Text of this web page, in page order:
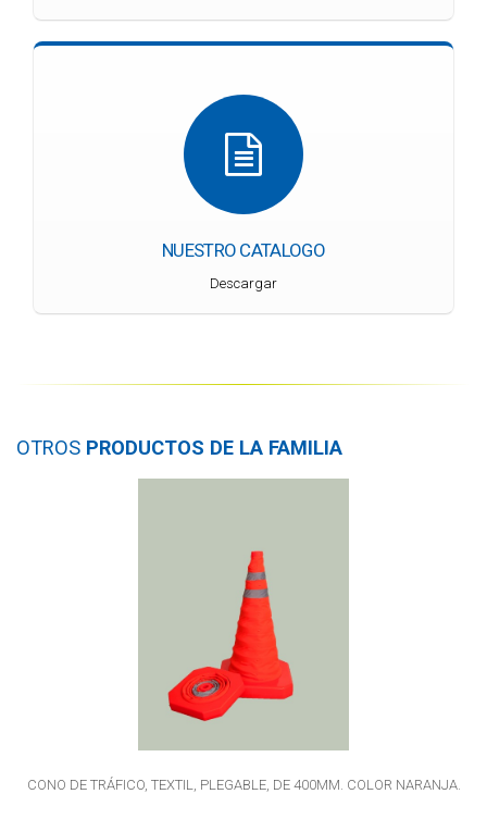
NUESTRO CATALOGO
Descargar
OTROS PRODUCTOS DE LA FAMILIA
CONO DE TRÁFICO, TEXTIL, PLEGABLE, DE 400MM. COLOR NARANJA.